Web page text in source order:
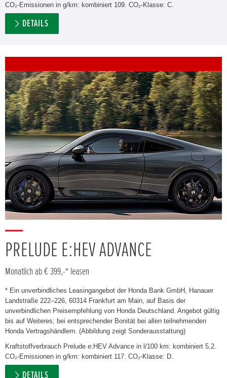
CO₂-Emissionen in g/km: kombiniert 109. CO₂-Klasse: C.
DETAILS
PRELUDE E:HEV ADVANCE
Monatlich ab € 399,-* leasen
* Ein unverbindliches Leasingangebot der Honda Bank GmbH, Hanauer
Landstraße 222–226, 60314 Frankfurt am Main, auf Basis der
unverbindlichen Preisempfehlung von Honda Deutschland. Angebot gültig
bis auf Weiteres; bei entsprechender Bonität bei allen teilnehmenden
Honda Vertragshändlern. (Abbildung zeigt Sonderausstattung)
Kraftstoffverbrauch Prelude e:HEV Advance in l/100 km: kombiniert 5,2.
CO₂-Emissionen in g/km: kombiniert 117. CO₂-Klasse: D.
DETAILS